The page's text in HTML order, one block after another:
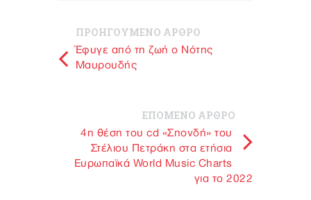
ΠΡΟΗΓΟΥΜΕΝΟ ΑΡΘΡΟ
Έφυγε από τη ζωή ο Νότης
Μαυρουδής
ΕΠΟΜΕΝΟ ΑΡΘΡΟ
4η θέση του cd «Σπονδή» του
Στέλιου Πετράκη στα ετήσια
Ευρωπαϊκά World Music Charts
για το 2022